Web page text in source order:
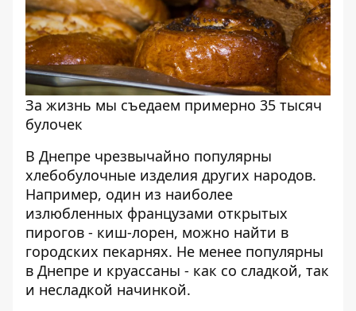
За жизнь мы съедаем примерно 35 тысяч
булочек
В Днепре чрезвычайно популярны
хлебобулочные изделия других народов.
Например, один из наиболее
излюбленных французами открытых
пирогов - киш-лорен, можно найти в
городских пекарнях. Не менее популярны
в Днепре и круассаны - как со сладкой, так
и несладкой начинкой.